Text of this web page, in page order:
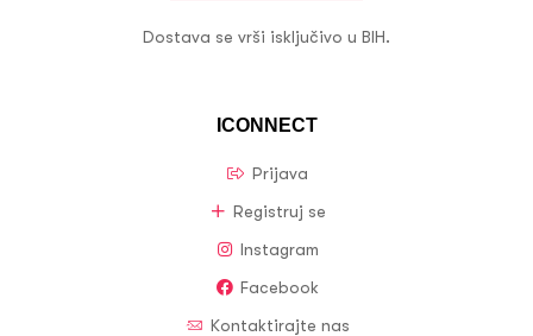
ICONNECT
Prijava
Registruj se
Instagram
Facebook
Kontaktirajte nas
Dostava se vrši isključivo u BIH.